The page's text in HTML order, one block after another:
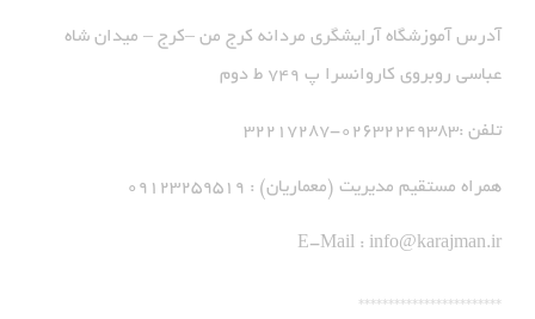
آدرس آموزشگاه آرایشگری مردانه کرج من –کرج – میدان شاه
عباسی روبروی کاروانسرا پ 749 ط دوم
تلفن :02632249383-32217287
همراه مستقیم مدیریت (معماریان) : 09123259519
E-Mail : info@karajman.ir
************************